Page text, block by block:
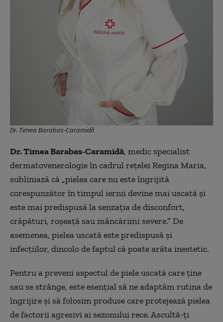
Dr. Timea Barabas-Caramidă
Dr. Timea Barabas-Caramidă, medic specialist
dermatovenerologie în cadrul rețelei Regina Maria,
subliniază că „pielea care nu este îngrijită
corespunzător în timpul iernii devine mai uscată și
este mai predispusă la senzația de disconfort,
crăpături, roșeață sau mâncărimi severe.” De
asemenea, pielea uscată este predispusă și
infecțiilor, dincolo de faptul că poate arăta inestetic.
Pentru a preveni aspectul de piele uscată care ține
sau se strânge, este esențial să ne adaptăm rutina de
îngrijire și să folosim produse care protejează pielea
de factorii agresivi ai sezonului rece. Ascultă-ți